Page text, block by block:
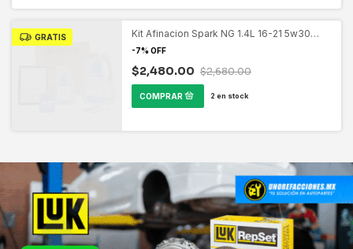
GRATIS
Kit Afinacion Spark NG 1.4L 16-21 5w30
-7% OFF
$2,480.00 $2,680.00
2 en stock